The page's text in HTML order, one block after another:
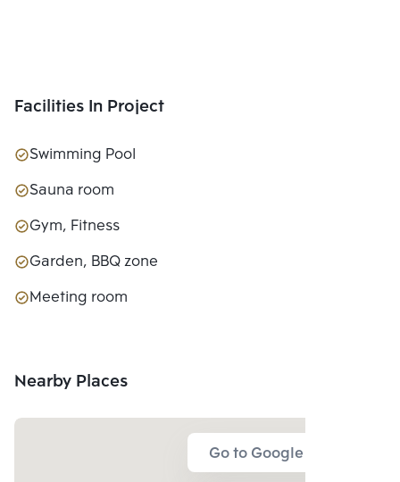
Facilities In Project
Swimming Pool
Sauna room
Gym, Fitness
Garden, BBQ zone
Meeting room
Nearby Places
Go to Google Map